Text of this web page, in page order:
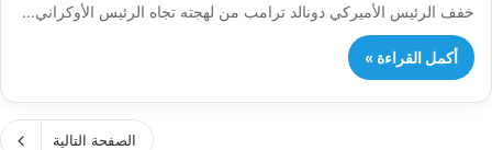
خفف الرئيس الأميركي دونالد ترامب من لهجته تجاه الرئيس الأوكراني…
أكمل القراءة »
الصفحة التالية